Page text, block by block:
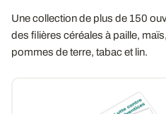
Une collection de plus de 150
des filières céréales à paille,
pommes de terre, tabac et lin.